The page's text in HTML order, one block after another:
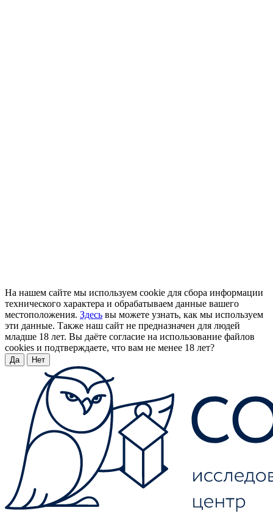
На нашем сайте мы используем cookie для сбора информации
технического характера и обрабатываем данные вашего
местоположения. Здесь вы можете узнать, как мы используем
эти данные. Также наш сайт не предназначен для людей
младше 18 лет. Вы даёте согласие на использование файлов
cookies и подтверждаете, что вам не менее 18 лет?
Да Нет